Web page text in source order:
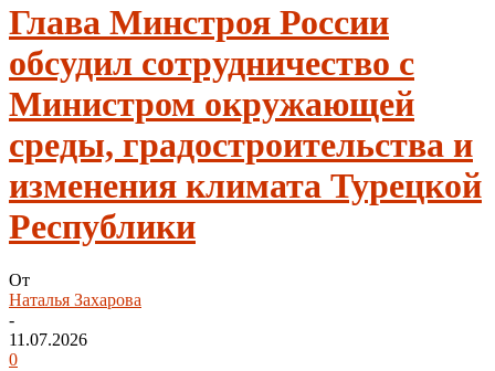
Глава Минстроя России
обсудил сотрудничество с
Министром окружающей
среды, градостроительства и
изменения климата Турецкой
Республики
От
Наталья Захарова
-
11.07.2026
0